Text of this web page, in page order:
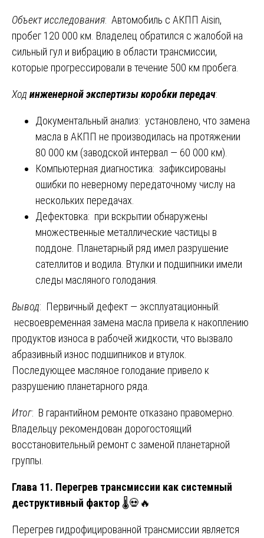
Объект исследования: Автомобиль с АКПП Aisin,
пробег 120 000 км. Владелец обратился с жалобой на
сильный гул и вибрацию в области трансмиссии,
которые прогрессировали в течение 500 км пробега.
Ход инженерной экспертизы коробки передач:
Документальный анализ: установлено, что замена
масла в АКПП не производилась на протяжении
80 000 км (заводской интервал — 60 000 км).
Компьютерная диагностика: зафиксированы
ошибки по неверному передаточному числу на
нескольких передачах.
Дефектовка: при вскрытии обнаружены
множественные металлические частицы в
поддоне. Планетарный ряд имел разрушение
сателлитов и водила. Втулки и подшипники имели
следы масляного голодания.
Вывод: Первичный дефект — эксплуатационный:
несвоевременная замена масла привела к накоплению
продуктов износа в рабочей жидкости, что вызвало
абразивный износ подшипников и втулок.
Последующее масляное голодание привело к
разрушению планетарного ряда.
Итог: В гарантийном ремонте отказано правомерно.
Владельцу рекомендован дорогостоящий
восстановительный ремонт с заменой планетарной
группы.
Глава 11. Перегрев трансмиссии как системный
деструктивный фактор 🌡️💀🔥
Перегрев гидрофицированной трансмиссии является